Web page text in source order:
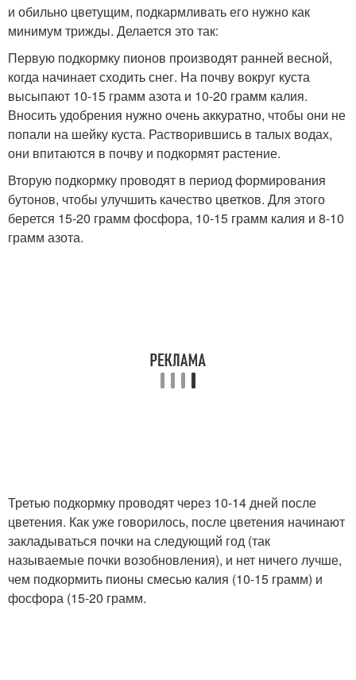
и обильно цветущим, подкармливать его нужно как
минимум трижды. Делается это так:
Первую подкормку пионов производят ранней весной,
когда начинает сходить снег. На почву вокруг куста
высыпают 10-15 грамм азота и 10-20 грамм калия.
Вносить удобрения нужно очень аккуратно, чтобы они не
попали на шейку куста. Растворившись в талых водах,
они впитаются в почву и подкормят растение.
Вторую подкормку проводят в период формирования
бутонов, чтобы улучшить качество цветков. Для этого
берется 15-20 грамм фосфора, 10-15 грамм калия и 8-10
грамм азота.
Третью подкормку проводят через 10-14 дней после
цветения. Как уже говорилось, после цветения начинают
закладываться почки на следующий год (так
называемые почки возобновления), и нет ничего лучше,
чем подкормить пионы смесью калия (10-15 грамм) и
фосфора (15-20 грамм.